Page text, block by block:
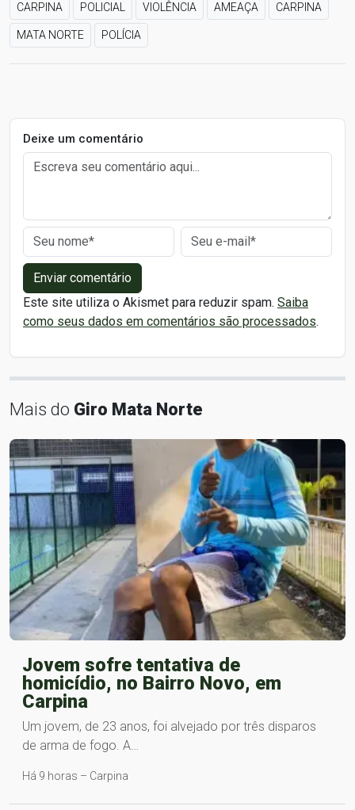
CARPINA POLICIAL VIOLÊNCIA AMEAÇA CARPINA
MATA NORTE POLÍCIA
Deixe um comentário
Enviar comentário
Este site utiliza o Akismet para reduzir spam. Saiba
como seus dados em comentários são processados.
Mais do Giro Mata Norte
Jovem sofre tentativa de
homicídio, no Bairro Novo, em
Carpina
Um jovem, de 23 anos, foi alvejado por três disparos
de arma de fogo. A…
Há 9 horas – Carpina